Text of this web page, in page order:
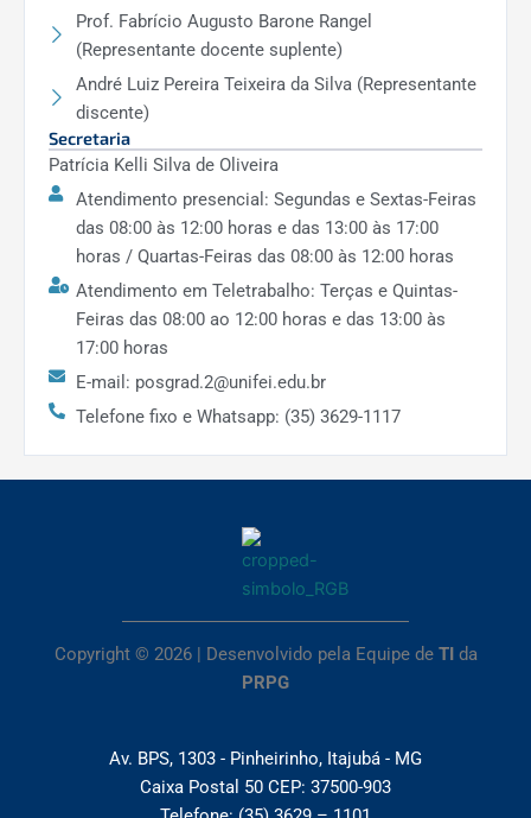
Prof. Fabrício Augusto Barone Rangel
(Representante docente suplente)
André Luiz Pereira Teixeira da Silva (Representante
discente)
Secretaria
Patrícia Kelli Silva de Oliveira
Atendimento presencial: Segundas e Sextas-Feiras
das 08:00 às 12:00 horas e das 13:00 às 17:00
horas / Quartas-Feiras das 08:00 às 12:00 horas
Atendimento em Teletrabalho: Terças e Quintas-
Feiras das 08:00 ao 12:00 horas e das 13:00 às
17:00 horas
E-mail: posgrad.2@unifei.edu.br
Telefone fixo e Whatsapp: (35) 3629-1117
Copyright © 2026 | Desenvolvido pela Equipe de TI da
PRPG
Av. BPS, 1303 - Pinheirinho, Itajubá - MG
Caixa Postal 50 CEP: 37500-903